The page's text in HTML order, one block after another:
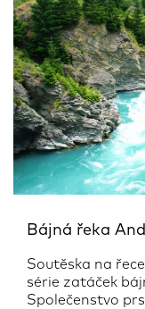
Bájná řeka
Soutěska na
série zatáček
Společenstvo